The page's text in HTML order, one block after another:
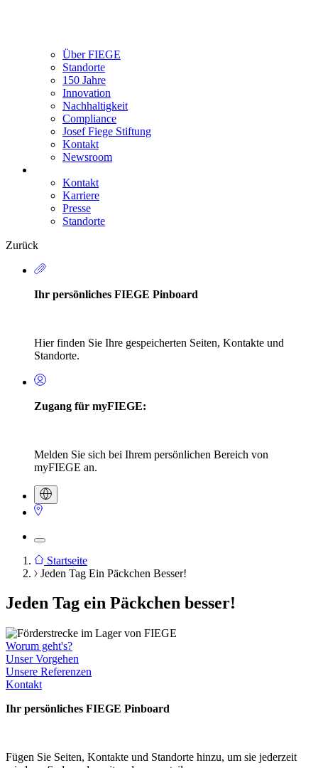
Über FIEGE
Standorte
150 Jahre
Innovation
Nachhaltigkeit
Compliance
Josef Fiege Stiftung
Kontakt
Newsroom
Secondary
Navigation
Kontakt
Karriere
Presse
Standorte
Zurück
Ihr persönliches FIEGE Pinboard
Hier finden Sie Ihre gespeicherten Seiten, Kontakte und
Standorte.
Zugang für myFIEGE:
Melden Sie sich bei Ihrem persönlichen Bereich von
myFIEGE an.
Pfadnavigation
Startseite
Jeden Tag Ein Päckchen Besser!
Jeden Tag ein Päckchen besser!
Worum geht's?
Unser Vorgehen
Unsere Referenzen
Kontakt
Ihr persönliches FIEGE Pinboard
Fügen Sie Seiten, Kontakte und Standorte hinzu, um sie jederzeit